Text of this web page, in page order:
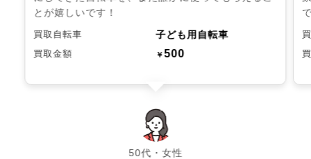
とが嬉しいです！
買取自転車 子ども用自転車
買取金額 ￥500
50代・女性
chevron_left chevron_right